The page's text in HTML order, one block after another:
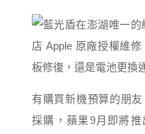
有購買新機預算的朋
採購，蘋果9月即將推